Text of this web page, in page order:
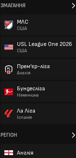
ЗМАГАННЯ
МЛС
США
USL League One 2026
США
Прем'єр-ліга
Англія
Бундесліга
Німеччина
Ла Ліга
Іспанія
РЕГІОН
Англія